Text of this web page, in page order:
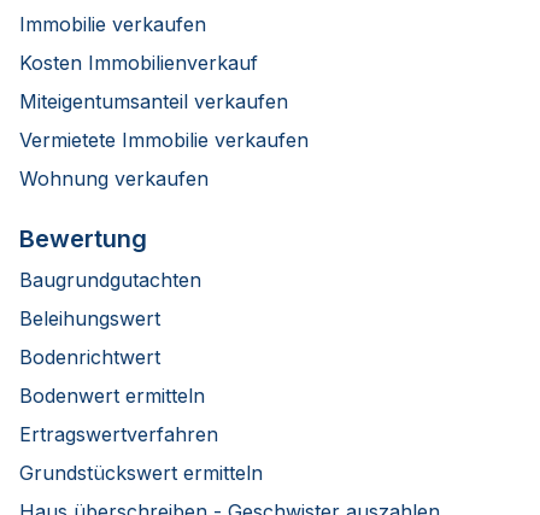
Immobilie verkaufen
Kosten Immobilienverkauf
Miteigentumsanteil verkaufen
Vermietete Immobilie verkaufen
Wohnung verkaufen
Bewertung
Baugrundgutachten
Beleihungswert
Bodenrichtwert
Bodenwert ermitteln
Ertragswertverfahren
Grundstückswert ermitteln